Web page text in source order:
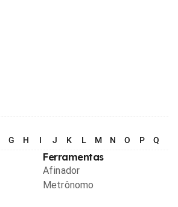
G H I J K L M N O P Q
Ferramentas
Afinador
Metrônomo